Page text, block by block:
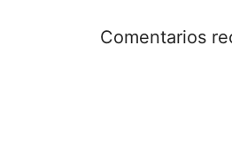
Comentarios